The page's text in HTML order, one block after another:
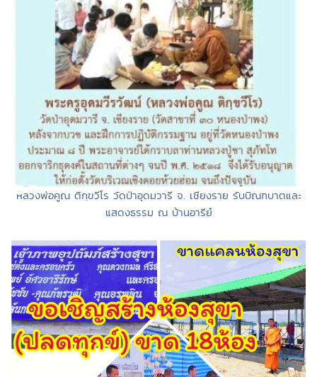
หลวงพ่อคูณ ติกฺขวีโร วัดป่าอุดมวารี จ. เชียงราย รับบิณฑบาตและ
แสดงธรรม ณ บ้านอารีย๋